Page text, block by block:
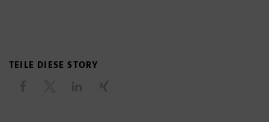
TEILE DIESE STORY